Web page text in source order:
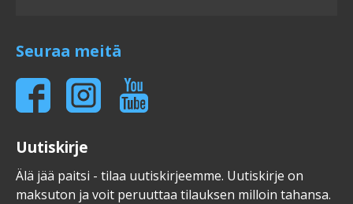
Seuraa meitä
Uutiskirje
Älä jää paitsi - tilaa uutiskirjeemme. Uutiskirje on
maksuton ja voit peruuttaa tilauksen milloin tahansa.